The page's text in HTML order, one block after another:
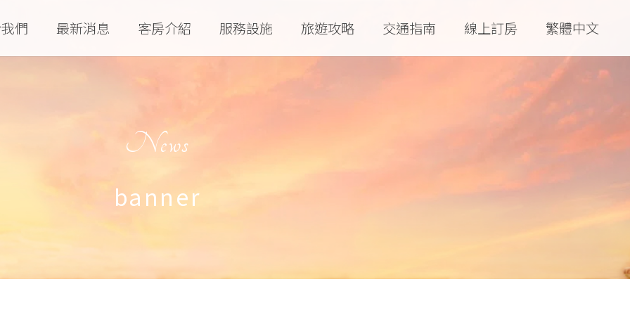
們 最新消息 客房介紹 服務設施 旅遊攻略 交通指南 線上訂房 繁體中文
News
banner